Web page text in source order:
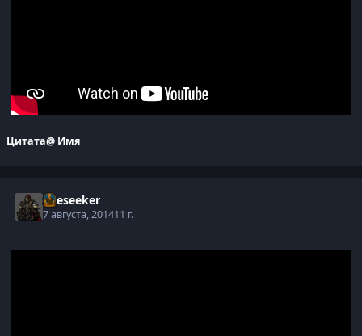
Цитата@ Имя
Oreseeker
7 августа, 201411 г.